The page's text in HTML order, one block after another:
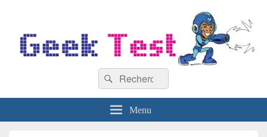
Recherche :
Rechercher
Menu